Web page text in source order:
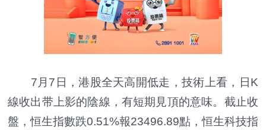
7月7日，港股全天高開低走，技術上看，日K
線收出带上影的陰線，有短期見頂的意味。截止收
盤，恒生指數跌0.51%報23496.89點，恒生科技指